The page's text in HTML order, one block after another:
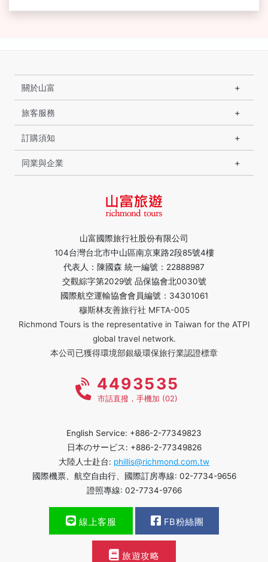
山富國際旅行社股份有限公司
104台灣台北市中山區南京東路2段85號4樓
代表人：陳國森 統一編號：22888987
交觀綜字第2029號 品保協會北0030號
國際航空運輸協會會員編號：34301061
穆斯林友善旅行社 MFTA-005
Richmond Tours is the representative in Taiwan for the ATPI
global travel network.
本公司已獲得環境部銀級環保旅行業認證標章
關於山富
旅客服務
訂購須知
同業與企業
4493535
市話直撥，手機加 (02)
English Service: +886-2-77349823
日本のサービス: +886-2-77349826
大陸人士赴台: phillis@richmond.com.tw
國際機票、航空自由行、國際訂房專線: 02-7734-9656
證照專線: 02-7734-9766
線上客服 FB粉絲團
旅遊攻略